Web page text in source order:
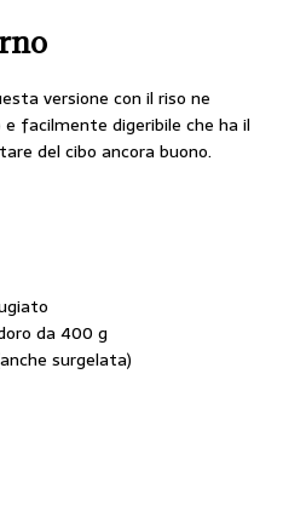
versione con il riso ne
facilmente digeribile che ha il
del cibo ancora buono.
da 400 g
surgelata)